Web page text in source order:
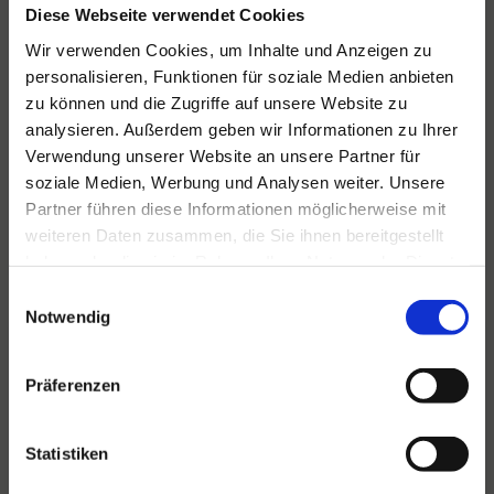
Diese Webseite verwendet Cookies
Wir verwenden Cookies, um Inhalte und Anzeigen zu
personalisieren, Funktionen für soziale Medien anbieten
zu können und die Zugriffe auf unsere Website zu
analysieren. Außerdem geben wir Informationen zu Ihrer
Verwendung unserer Website an unsere Partner für
soziale Medien, Werbung und Analysen weiter. Unsere
Partner führen diese Informationen möglicherweise mit
weiteren Daten zusammen, die Sie ihnen bereitgestellt
Notwendig
Präferenzen
Statistiken
Für alle Ihre Veranstaltungen
und Feste
Hansen Events ist Ihr Partner für
Veranstaltungen von groß bis klein.
Lesen Sie mehr